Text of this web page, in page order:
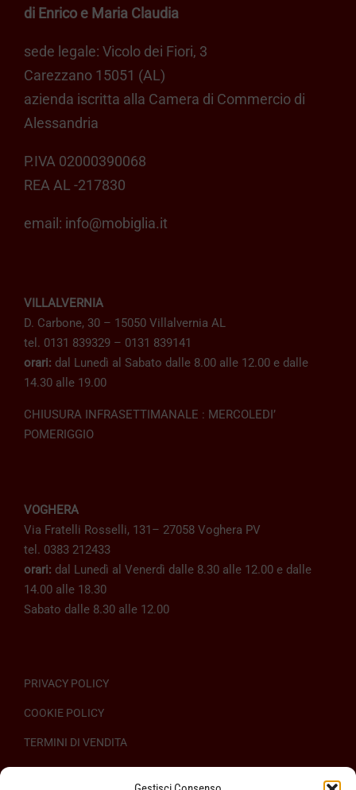
di Enrico e Maria Claudia
sede legale: Vicolo dei Fiori, 3
Carezzano 15051 (AL)
azienda iscritta alla Camera di Commercio di
Alessandria
P.IVA 02000390068
REA AL -217830
email: info@mobiglia.it
VILLALVERNIA
D. Carbone, 30 – 15050 Villalvernia AL
tel. 0131 839329 – 0131 839141
orari: dal Lunedì al Sabato dalle 8.00 alle 12.00 e dalle
14.30 alle 19.00
CHIUSURA INFRASETTIMANALE : MERCOLEDI’
POMERIGGIO
VOGHERA
Via Fratelli Rosselli, 131– 27058 Voghera PV
tel. 0383 212433
orari: dal Lunedì al Venerdì dalle 8.30 alle 12.00 e dalle
14.00 alle 18.30
Sabato dalle 8.30 alle 12.00
PRIVACY POLICY
COOKIE POLICY
TERMINI DI VENDITA